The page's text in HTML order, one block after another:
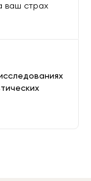
ваш страх